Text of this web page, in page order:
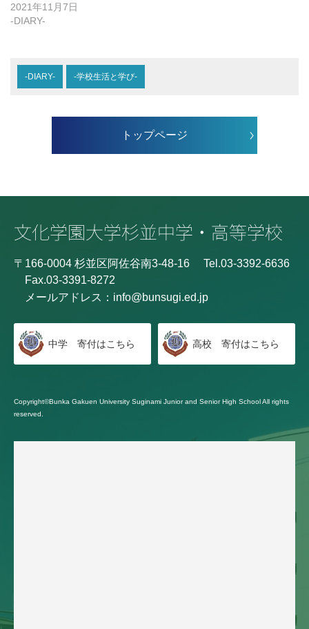
2021年11月7日
-DIARY-
-DIARY- -学校生活と学び-
トップページ
〒166-0004 杉並区阿佐谷南3-48-16
Tel.03-3392-6636
Fax.03-3391-8272
メールアドレス： info@bunsugi.ed.jp
中学 寄付はこちら 高校 寄付はこちら
Copyright©Bunka Gakuen University Suginami Junior and Senior High School All rights
reserved.